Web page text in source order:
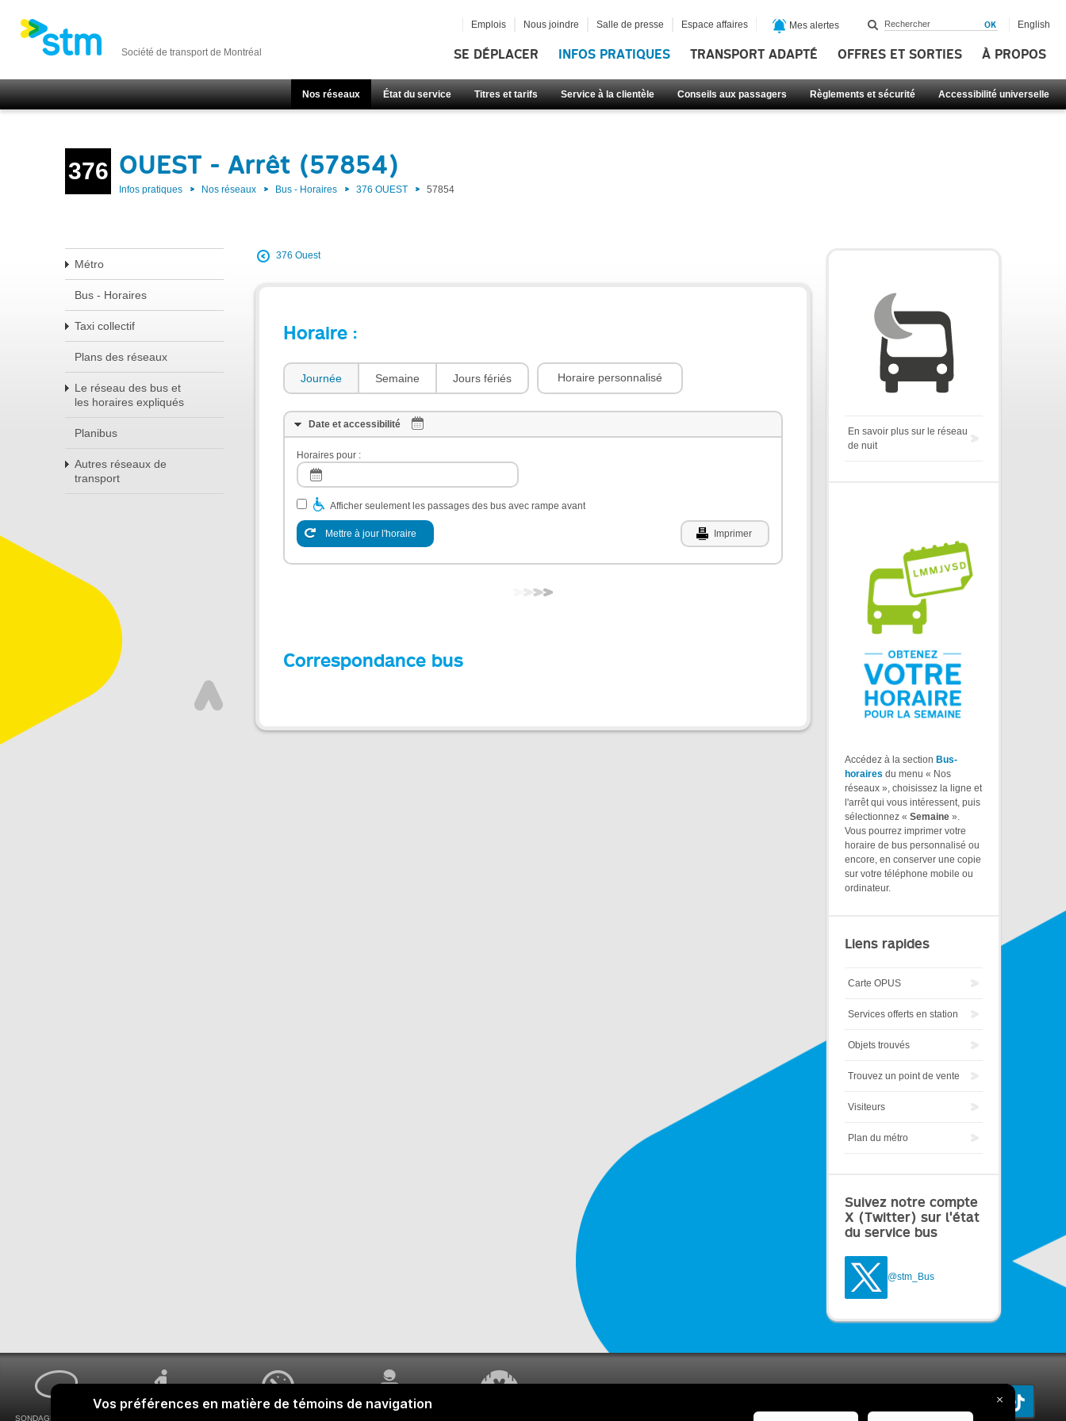
Société de transport de Montréal SE DÉPLACER INFOS PRATIQUES TRANSPORT ADAPTÉ OFFRES ET SORTIES À PROPOS
Nos réseaux État du service Titres et tarifs Service à la clientèle Conseils aux passagers Règlements et sécurité Accessibilité universelle
Emplois Nous joindre Salle de presse Espace affaires Mes alertes English
376 OUEST - Arrêt (57854)
Infos pratiques Nos réseaux Bus - Horaires 376 OUEST 57854
Métro
Bus - Horaires
Taxi collectif
Plans des réseaux
Le réseau des bus et
les horaires expliqués
Planibus
Autres réseaux de
transport
376 Ouest
Horaire :
Journée Semaine Jours fériés Horaire personnalisé
Date et accessibilité
Horaires pour :
Afficher seulement les passages des bus avec rampe avant
Mettre à jour l'horaire Imprimer
Correspondance bus
En savoir plus sur le réseau
de nuit
Accédez à la section Bus-
horaires du menu « Nos
réseaux », choisissez la ligne et
l'arrêt qui vous intéressent, puis
sélectionnez « Semaine ».
Vous pourrez imprimer votre
horaire de bus personnalisé ou
encore, en conserver une copie
sur votre téléphone mobile ou
ordinateur.
Liens rapides
Carte OPUS
Services offerts en station
Objets trouvés
Trouvez un point de vente
Visiteurs
Plan du métro
Suivez notre compte
X (Twitter) sur l'état
du service bus
@stm_Bus
SONDAGES MA VOIX